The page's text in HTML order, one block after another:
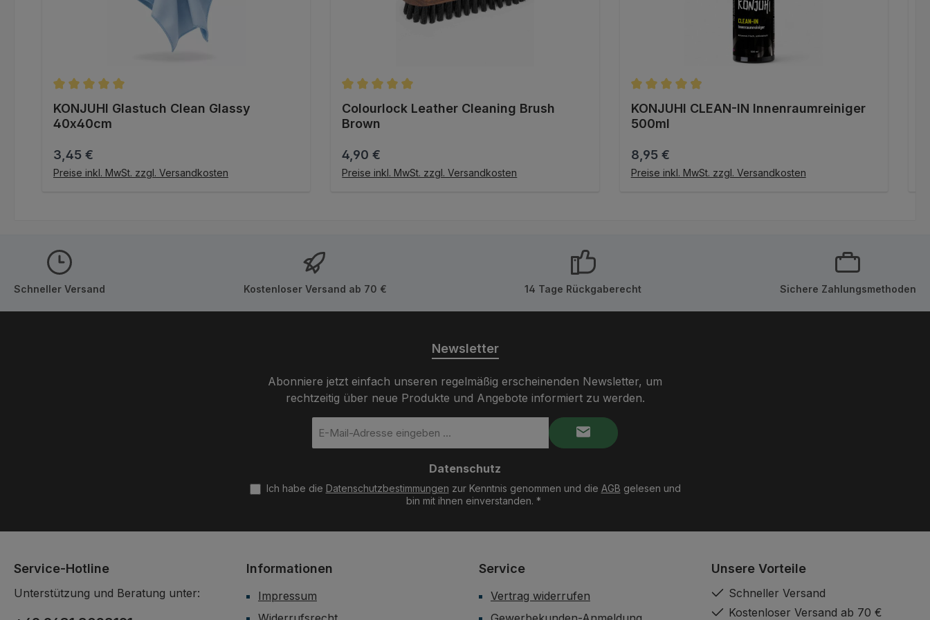
Durchschnittliche Bewertung von 5 von 5 Sternen
KONJUHI Glastuch Clean Glassy
40x40cm
Regulärer Preis:
3,45 €
Preise inkl. MwSt. zzgl. Versandkosten
Durchschnittliche Bewertung von 5 von 5 Sternen
Colourlock Leather Cleaning Brush
Brown
Regulärer Preis:
4,90 €
Preise inkl. MwSt. zzgl. Versandkosten
Durchschnittliche Bewertung von 4.96 von 5 Sternen
KONJUHI CLEAN-IN Innenraumreiniger
500ml
Regulärer Preis:
8,95 €
Preise inkl. MwSt. zzgl. Versandkosten
Schneller Versand Kostenloser Versand ab 70 € 14 Tage Rückgaberecht Sichere Zahlungsmethoden
Newsletter
Abonniere jetzt einfach unseren regelmäßig erscheinenden Newsletter, um
rechtzeitig über neue Produkte und Angebote informiert zu werden.
Mail-
Datenschutz
Ich habe die Datenschutzbestimmungen zur Kenntnis genommen und die AGB gelesen und
bin mit ihnen einverstanden. *
Service-Hotline
Unterstützung und Beratung unter:
Informationen
Impressum
Service
Vertrag widerrufen
Unsere Vorteile
Schneller Versand
Kostenloser Versand ab 70 €